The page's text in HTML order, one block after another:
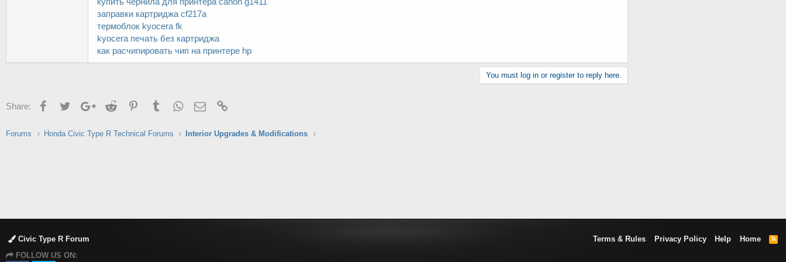
заправки картриджа cf217a
термоблок kyocera fk
kyocera печать без картриджа
как расчипировать чип на принтере hp
You must log in or register to reply here.
Share: FacebookTwitterGoogle+Reddit PinterestTumblrWhatsApp
Email
Forums Honda Civic Type R Technical Forums Interior Upgrades & Modifications
Civic Type R Forum Terms & Rules Privacy Policy Help Home
R
FOLLOW US ON: